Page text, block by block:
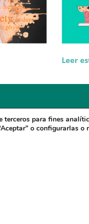
Leer
terceros para fines
o configurarlas